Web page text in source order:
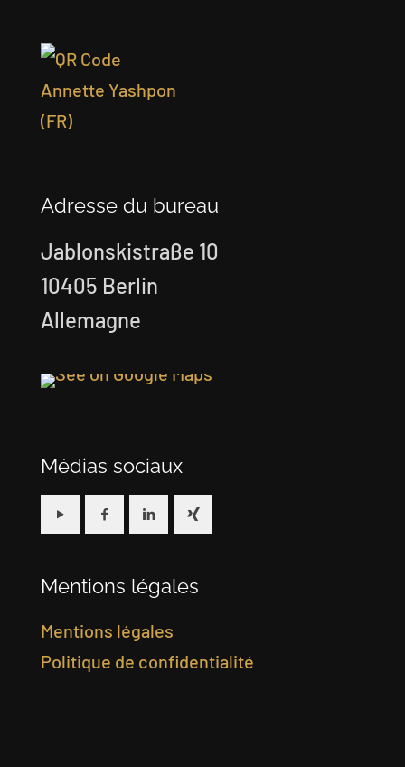
Adresse du bureau
Jablonskistraße 10
10405 Berlin
Allemagne
Médias sociaux
Mentions légales
Mentions légales
Politique de confidentialité